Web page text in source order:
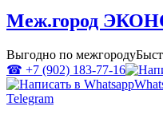
Меж.город
Выгодно по межгороду
☎ +7 (902) 183-77-16
Telegram